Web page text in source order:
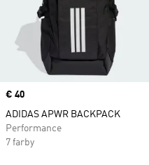
Price
€ 40
ADIDAS APWR BACKPACK
Performance
7 farby